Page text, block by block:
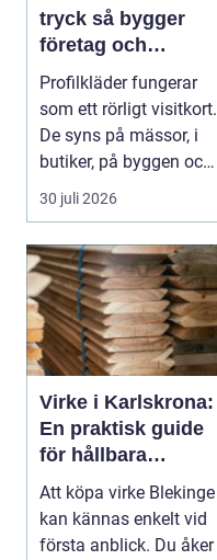
tryck så bygger
företag och
klubbar en starkare
identitet
Profilkläder fungerar
som ett rörligt visitkort.
De syns på mässor, i
butiker, på byggen och
längs v...
30 juli 2026
Virke i Karlskrona:
En praktisk guide
för hållbara
byggprojekt
Att köpa virke Blekinge
kan kännas enkelt vid
första anblick. Du åker